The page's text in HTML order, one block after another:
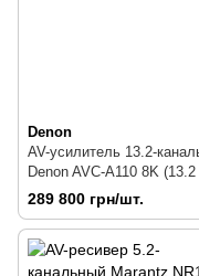
Denon
AV-усилитель 13.2-
Denon AVC-A110 8K (13.2
289 800 грн/шт.